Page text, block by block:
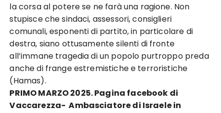
la corsa al potere se ne farà una ragione. Non
stupisce che sindaci, assessori, consiglieri
comunali, esponenti di partito, in particolare di
destra, siano ottusamente silenti di fronte
all’immane tragedia di un popolo purtroppo preda
anche di frange estremistiche e terroristiche
(Hamas).
PRIMO MARZO 2025. Pagina facebook di
Vaccarezza- Ambasciatore di Israele in